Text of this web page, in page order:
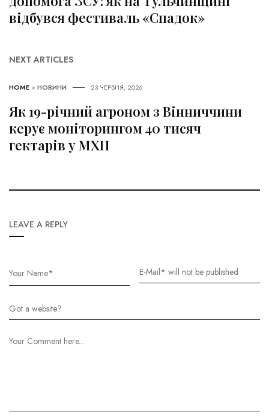
відбувся фестиваль «Спадок»
NEXT ARTICLES
HOME >НОВИНИ 23 ЧЕРВНЯ, 2026
Як 19-річний агроном з Вінниччини
керує моніторингом 40 тисяч
гектарів у МХП
LEAVE A REPLY